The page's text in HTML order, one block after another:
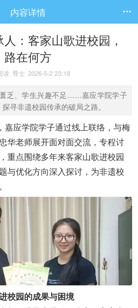
内容详情 
：客家山歌进校园，
路在何方
读 尊士 2026-5-2 23:18
乏、学生兴趣不足……嘉应学院学子
寻非遗校园传承的破局之路。
应学院学子通过线上联络，与梅
华老师展开面对面交流，专程讨
重点围绕多年来客家山歌进校园
与优化方向深入探讨，为非遗校
校园的成果与困境